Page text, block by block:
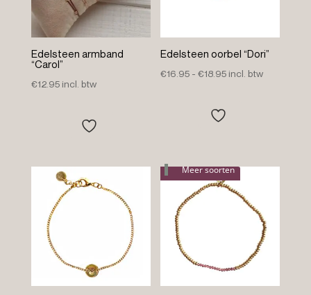
Edelsteen armband
“Carol”
€12.95 incl. btw
Edelsteen oorbel “Dori”
€16.95 - €18.95Prijsklasse:
incl. btw
Meer soorten